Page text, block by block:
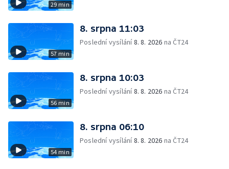
29 min
57 min
8. srpna 11:03
Poslední vysílání8. 8. 2026 na ČT24
56 min
8. srpna 10:03
Poslední vysílání8. 8. 2026 na ČT24
54 min
8. srpna 06:10
Poslední vysílání8. 8. 2026 na ČT24